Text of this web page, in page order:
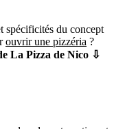
spécificités du concept
ouvrir une pizzéria ?
La Pizza de Nico ⇩